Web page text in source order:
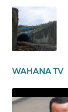
WAHANA TV
SONYA
ASA
NEWS
Informasi
INDEKS
BERITA